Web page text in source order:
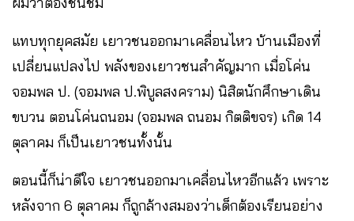
แทบทุกยุคสมัย เยาวชนออกมาเคลื่อนไหว บ้านเมืองที่
เปลี่ยนแปลงไป พลังของเยาวชนสำคัญมาก เมื่อโค่น
จอมพล ป. (จอมพล ป.พิบูลสงคราม) นิสิตนักศึกษาเดิน
ขบวน ตอนโค่นถนอม (จอมพล ถนอม กิตติขจร) เกิด 14
ตุลาคม ก็เป็นเยาวชนทั้งนั้น
ตอนนี้ก็น่าดีใจ เยาวชนออกมาเคลื่อนไหวอีกแล้ว เพราะ
หลังจาก 6 ตุลาคม ก็ถูกล้างสมองว่าเด็กต้องเรียนอย่าง